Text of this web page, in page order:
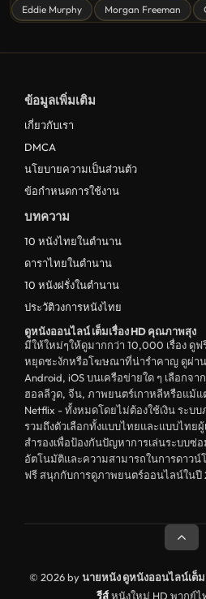
ดูหนังไซไฟ Sci-Fi
ดูหนังญี่ปุ่น Japan
ดูหนังชีวประวัติ Biography
ดูหนังเกาหลีใต้ South Korea
ระทึกขวัญ
ตลก
ดูหนังจีน China
unknown
ดูหนังอีโรติก R18+ erotic
บู๊
หนังฝรั่ง
ดูหนังสารคดี Documentary
สยองขวัญ
ดูหนังอินเดีย India
ดูหนังจีนฮ่องกง Hong Kong
ดูหนังฝรั่งเศส France
Eddie Murphy
Morgan Freeman
ข้อมูลเพิ่มเติม
เกี่ยวกับเรา
DMCA
นโยบายความเป็นส่วนตัว
ข้อกำหนดการใช้งาน
บทความ
10 หนังไทยในตำนาน
ดาราไทยในตำนาน
10 หนังฝรั่งในตำนาน
ประวัติวงการหนังไทย
ดูหนังออนไลน์ เต็มเรื่อง HD คุณภาพสุง
มีให้ใหม่ๆให้ดูมากกว่า 10,000 เรื่อง ดู
หยุดชะงักหรือโฆษณาที่น่ารำคาญ ดูผ่าน
Android, iOS บนเครือข่ายใด ๆ เลือกจ
ฮอลลีวูด, จีน, ภาพยนตร์เกาหลีหรือแม้
Netflix - ทั้งหมดโดยไม่ต้องใช้เงิน ระบบ
รวมถึงตัวเลือกทั้งแบบไทยและแบบไทย
สำรองเพื่อป้องกันปัญหาการเล่นระบบซ่
อัตโนมัติและความสามารถในการดาว
ฟรี สนุกกับการดูภาพยนตร์ออนไลน์ในปี
© 2026 byนายหนัง ดูหนังออนไลน์เต็ม
รีส์หนังใหม่ HD พากย์ไ